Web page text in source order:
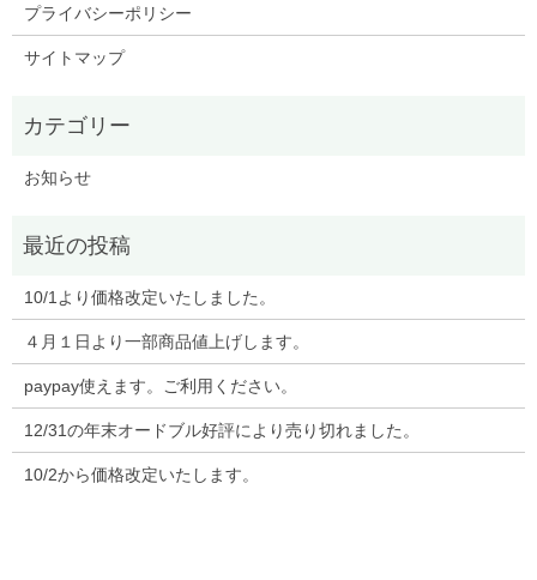
プライバシーポリシー
サイトマップ
お知らせ
10/1より価格改定いたしました。
４月１日より一部商品値上げします。
paypay使えます。ご利用ください。
12/31の年末オードブル好評により売り切れました。
10/2から価格改定いたします。